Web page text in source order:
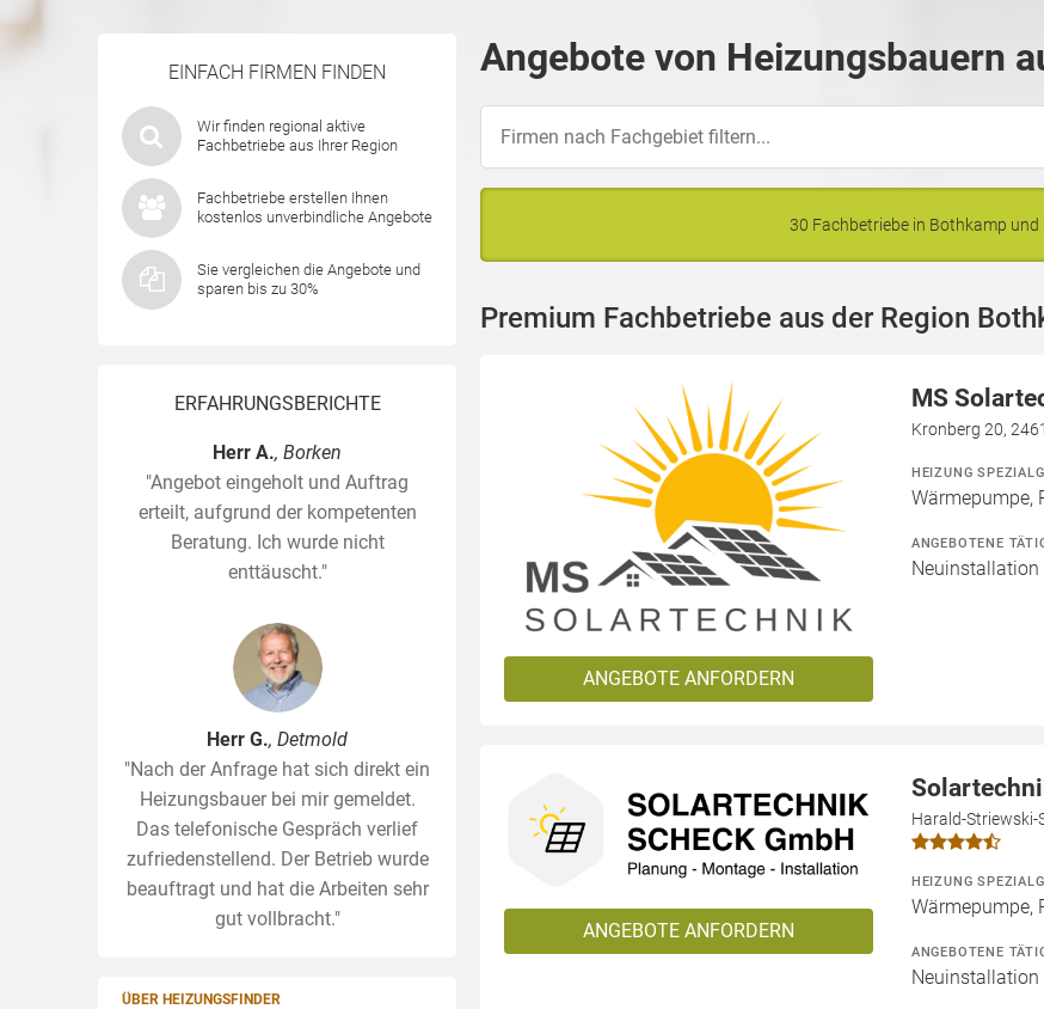
EINFACH FIRMEN FINDEN
Wir finden regional aktive
Fachbetriebe aus Ihrer Region
Fachbetriebe erstellen Ihnen
kostenlos unverbindliche Angebote
Sie vergleichen die Angebote und
sparen bis zu 30%
ERFAHRUNGSBERICHTE
Herr A., Borken
"Angebot eingeholt und Auftrag
erteilt, aufgrund der kompetenten
Beratung. Ich wurde nicht
enttäuscht."
Herr G., Detmold
"Nach der Anfrage hat sich direkt ein
Heizungsbauer bei mir gemeldet.
Das telefonische Gespräch verlief
zufriedenstellend. Der Betrieb wurde
beauftragt und hat die Arbeiten sehr
gut vollbracht."
ÜBER HEIZUNGSFINDER
Angebote von Heizungsbauern
30 Fachbetriebe in Bothkamp
Premium Fachbetriebe aus der Region
ANGEBOTE ANFORDERN
MS
Kronberg 20,
HEIZUNG
Wärmepumpe,
ANGEBOTENE
Neuinstallation
ANGEBOTE ANFORDERN
Harald-Striewski-
HEIZUNG
Wärmepumpe,
ANGEBOTENE